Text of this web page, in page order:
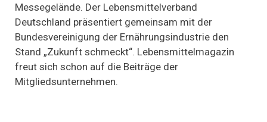
Grüne
Woche
Lebensmittelverband
und
Messegelände. Der Lebensmittelverband
Deutschland präsentiert gemeinsam mit der
Bundesvereinigung der Ernährungsindustrie den
Stand „Zukunft schmeckt“. Lebensmittelmagazin
freut sich schon auf die Beiträge der
Mitgliedsunternehmen.